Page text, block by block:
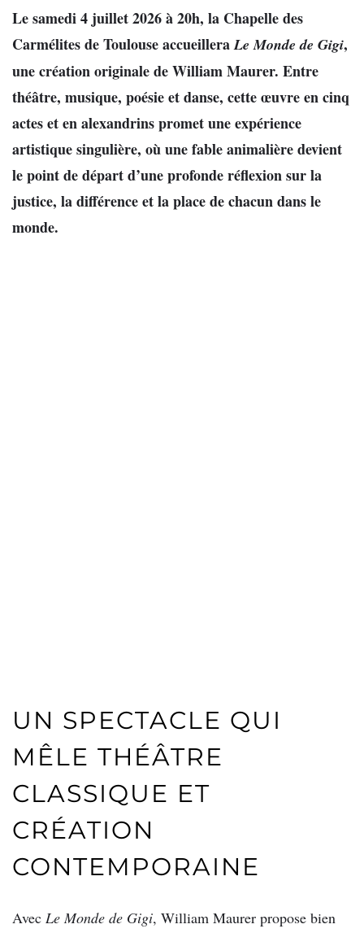
Le samedi 4 juillet 2026 à 20h, la Chapelle des
Carmélites de Toulouse accueilleraLe Monde de Gigi,
une création originale de William Maurer. Entre
théâtre, musique, poésie et danse, cette œuvre en cinq
actes et en alexandrins promet une expérience
artistique singulière, où une fable animalière devient
le point de départ d’une profonde réflexion sur la
justice, la différence et la place de chacun dans le
monde.
UN SPECTACLE QUI
MÊLE THÉÂTRE
CLASSIQUE ET
CRÉATION
CONTEMPORAINE
Avec Le Monde de Gigi, William Maurer propose bien